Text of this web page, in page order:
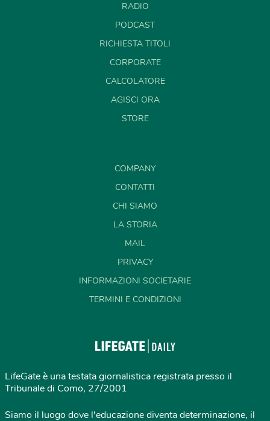
RADIO
PODCAST
RICHIESTA TITOLI
CORPORATE
CALCOLATORE
AGISCI ORA
STORE
COMPANY
CONTATTI
CHI SIAMO
LA STORIA
MAIL
PRIVACY
INFORMAZIONI SOCIETARIE
TERMINI E CONDIZIONI
LifeGate è una testata giornalistica registrata presso il
Tribunale di Como, 27/2001
Siamo il luogo dove l'educazione diventa determinazione, il